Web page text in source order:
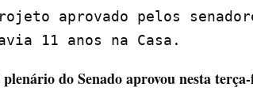
aprovado pelos
11 anos na Casa.
do Senado aprovou nesta